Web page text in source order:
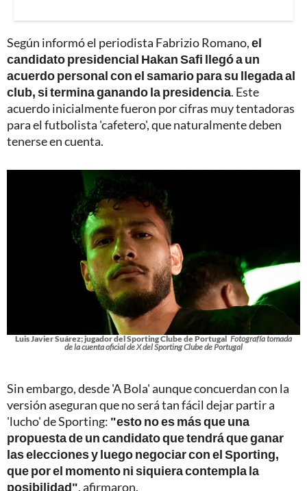
Según informó el periodista Fabrizio Romano,el
candidato presidencial Hakan Safi llegó a un
acuerdo personal con el samario para su llegada al
club, si termina ganando la presidencia. Este
acuerdo inicialmente fueron por cifras muy tentadoras
para el futbolista 'cafetero', que naturalmente deben
tenerse en cuenta.
Luis Javier Suárez; jugador del Sporting Clube de Portugal Fotografía tomada
de la cuenta oficial de X del Sporting Clube de Portugal
Sin embargo, desde 'A Bola' aunque concuerdan con la
versión aseguran que no será tan fácil dejar partir a
'lucho' de Sporting: "esto no es más que una
propuesta de un candidato que tendrá que ganar
las elecciones y luego negociar con el Sporting,
que por el momento ni siquiera contempla la
posibilidad", afirmaron.